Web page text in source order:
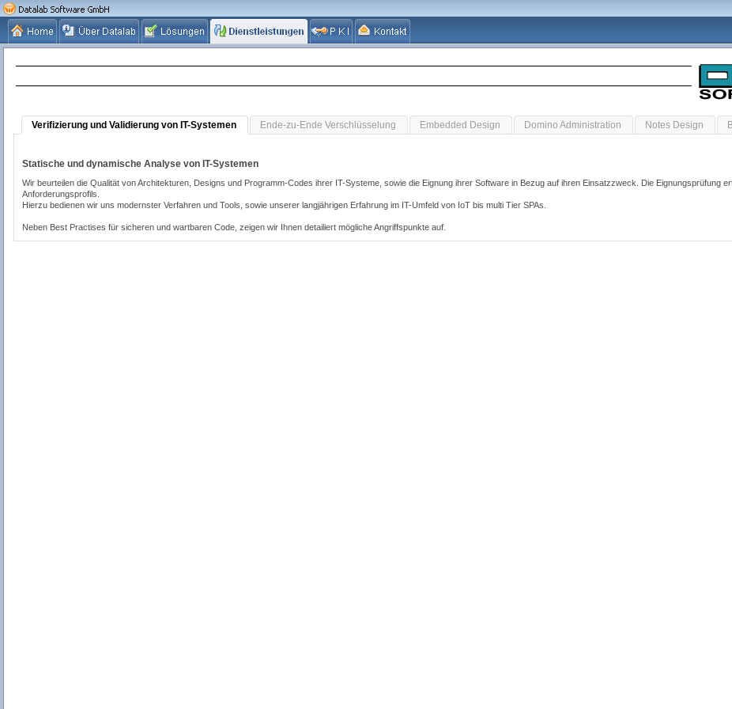
Verifizierung und Validierung von IT-Systemen Ende-zu-Ende Verschlüsselung Embedded Design Domino Administration Notes Design
Statische und dynamische Analyse von IT-Systemen
Wir beurteilen die Qualität von Architekturen, Designs und Programm-Codes ihrer IT-Systeme, sowie die Eignung ihrer Software in Bezug auf ihren Einsatzzweck. Die Eignungsprüfung
Anforderungsprofils.
Hierzu bedienen wir uns modernster Verfahren und Tools, sowie unserer langjährigen Erfahrung im IT-Umfeld von IoT bis multi Tier SPAs.
Neben Best Practises für sicheren und wartbaren Code, zeigen wir Ihnen detailiert mögliche Angriffspunkte auf.